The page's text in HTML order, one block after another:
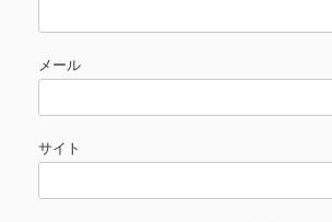
メール
サイト